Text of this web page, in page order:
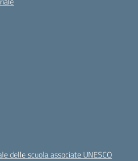
delle scuola associate UNESCO